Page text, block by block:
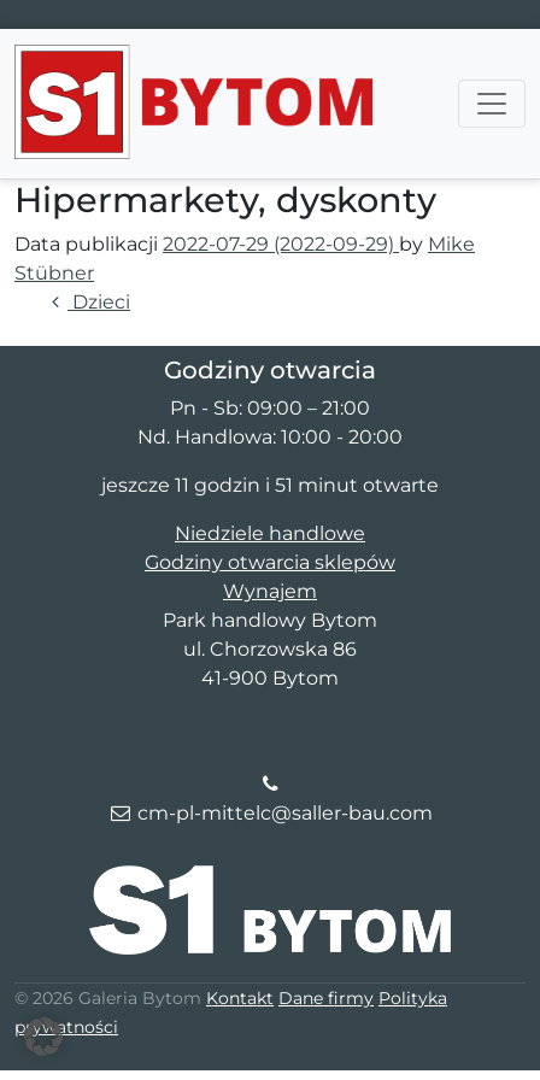
Main Navigation
Hipermarkety, dyskonty
Data publikacji 2022-07-29 (2022-09-29) by Mike
Stübner
Nawigacja wpisu
Dzieci
Godziny otwarcia
Pn - Sb: 09:00 – 21:00
Nd. Handlowa: 10:00 - 20:00
jeszcze 11 godzin i 51 minut otwarte
Niedziele handlowe
Godziny otwarcia sklepów
Wynajem
Park handlowy Bytom
ul. Chorzowska 86
41-900 Bytom
cm-pl-mittelc@saller-bau.com
© 2026 Galeria Bytom Kontakt Dane firmy Polityka
prywatności